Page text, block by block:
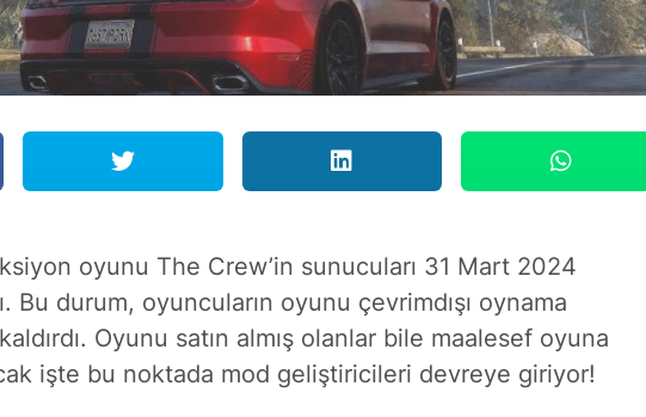
oyunu The Crew’in sunucuları 31 Mart 2024
Bu durum, oyuncuların oyunu çevrimdışı oynama
Oyunu satın almış olanlar bile maalesef oyuna
işte bu noktada mod geliştiricileri devreye giriyor!